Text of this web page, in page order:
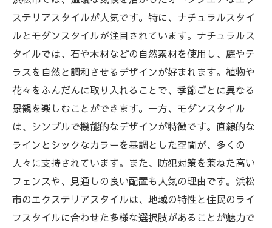
ステリアスタイルが人気です。特に、ナチュラルスタイ
ルとモダンスタイルが注目されています。ナチュラルス
タイルでは、石や木材などの自然素材を使用し、庭やテ
ラスを自然と調和させるデザインが好まれます。植物や
花々をふんだんに取り入れることで、季節ごとに異なる
景観を楽しむことができます。一方、モダンスタイル
は、シンプルで機能的なデザインが特徴です。直線的な
ラインとシックなカラーを基調とした空間が、多くの
人々に支持されています。また、防犯対策を兼ねた高い
フェンスや、見通しの良い配置も人気の理由です。浜松
市のエクステリアスタイルは、地域の特性と住民のライ
フスタイルに合わせた多様な選択肢があることが魅力で